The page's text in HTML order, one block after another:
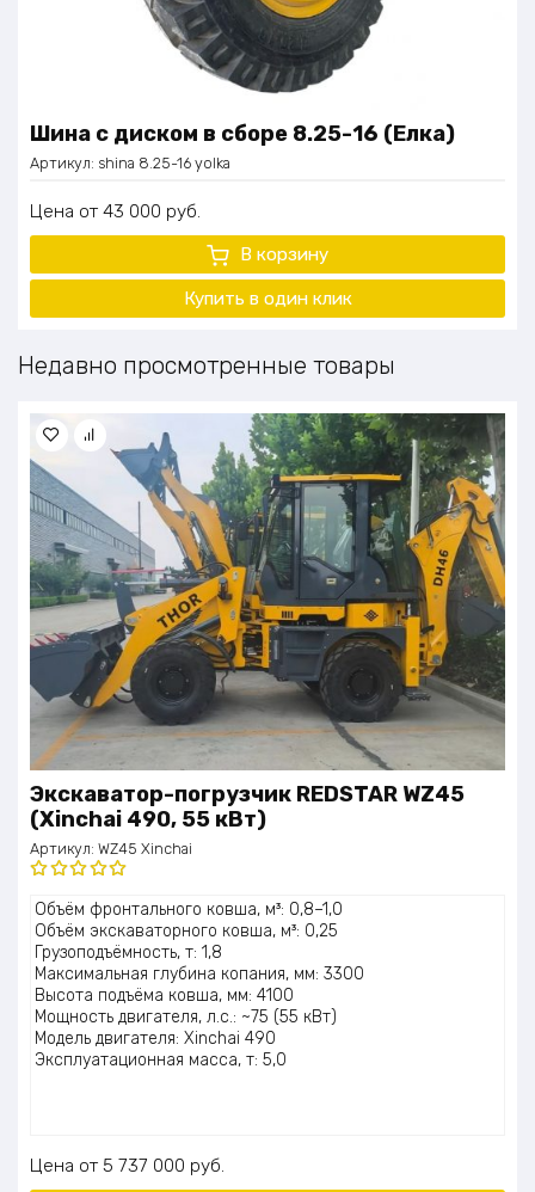
Шина с диском в сборе 8.25-16 (Елка)
Артикул: shina 8.25-16 yolka
Цена 43 000 руб.
В корзину
Купить в один клик
Недавно просмотренные товары
Экскаватор-погрузчик REDSTAR WZ45
(Xinchai 490, 55 кВт)
Артикул: WZ45 Xinchai
Оценка
5.00из 5
Объём фронтального ковша, м³: 0,8–1,0
Объём экскаваторного ковша, м³: 0,25
Грузоподъёмность, т: 1,8
Максимальная глубина копания, мм: 3300
Высота подъёма ковша, мм: 4100
Мощность двигателя, л.с.: ~75 (55 кВт)
Модель двигателя: Xinchai 490
Эксплуатационная масса, т: 5,0
Цена 5 737 000 руб.